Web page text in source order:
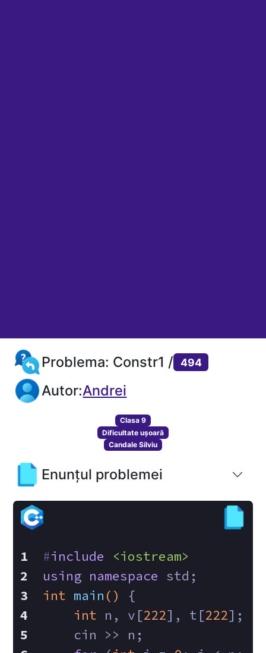
Problema: Constr1 / 494
Autor:Andrei
Clasa 9
Dificultate ușoară
Candale Silviu
Enunțul problemei
#include
<iostream>
using namespace std;
int main ()
{
int n, v[222], t[222];
    cin >> n;